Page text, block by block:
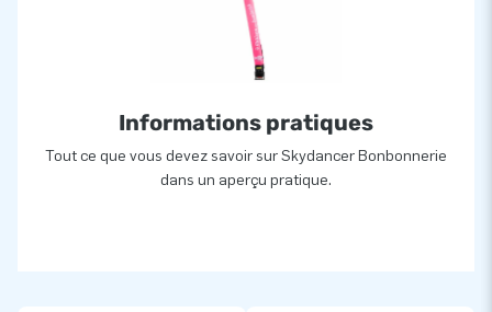
Informations pratiques
Tout ce que vous devez savoir sur Skydancer Bonbonnerie
dans un aperçu pratique.